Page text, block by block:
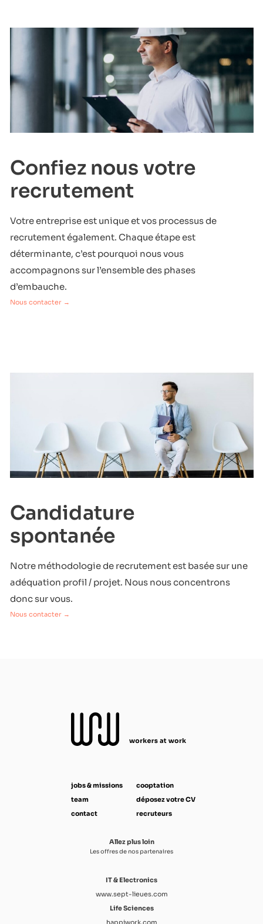
Confiez nous votre
recrutement
Votre entreprise est unique et vos processus de
recrutement également. Chaque étape est
déterminante, c’est pourquoi nous vous
accompagnons sur l’ensemble des phases
d’embauche.
Nous contacter →
Candidature
spontanée
Notre méthodologie de recrutement est basée sur une
adéquation profil / projet. Nous nous concentrons
donc sur vous.
Nous contacter →
jobs & missions
team
contact
cooptation
déposez votre CV
recruteurs
Allez plus loin
Les offres de nos partenaires
IT & Electronics
www.sept-lieues.com
Life Sciences
happiwork.com